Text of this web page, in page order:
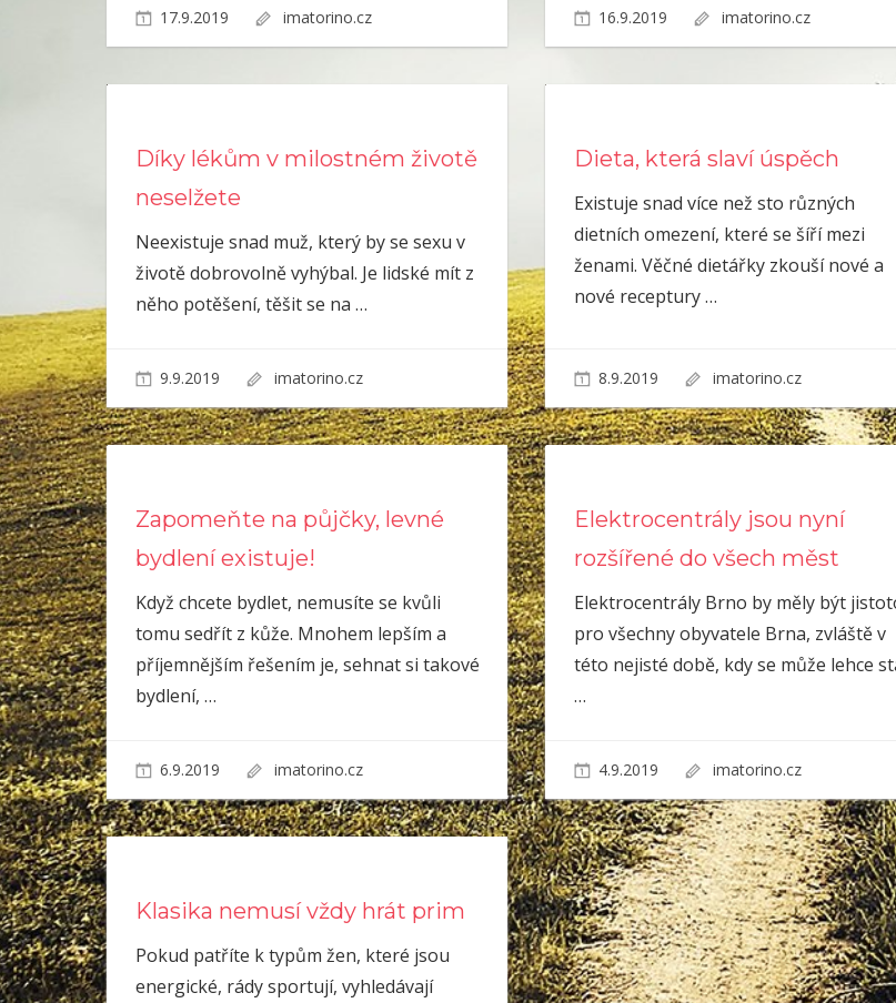
17.9.2019 imatorino.cz 16.9.2019 imatorino.cz
Díky lékům v milostném životě
neselžete
Neexistuje snad muž, který by se sexu v
životě dobrovolně vyhýbal. Je lidské mít z
něho potěšení, těšit se na …
9.9.2019 imatorino.cz
Dieta, která slaví úspěch
Existuje snad více než sto různých
dietních omezení, které se šíří mezi
ženami. Věčné dietářky zkouší nové a
nové receptury…
8.9.2019 imatorino.cz
Zapomeňte na půjčky, levné
bydlení existuje!
Když chcete bydlet, nemusíte se kvůli
tomu sedřít z kůže. Mnohem lepším a
příjemnějším řešením je, sehnat si takové
bydlení, …
6.9.2019 imatorino.cz
Elektrocentrály jsou nyní
rozšířené do všech měst
Elektrocentrály Brno by měly být
pro všechny obyvatele Brna, zvláště v
této nejisté době, kdy se může lehce
…
4.9.2019 imatorino.cz
Klasika nemusí vždy hrát prim
Pokud patříte k typům žen, které jsou
energické, rády sportují, vyhledávají